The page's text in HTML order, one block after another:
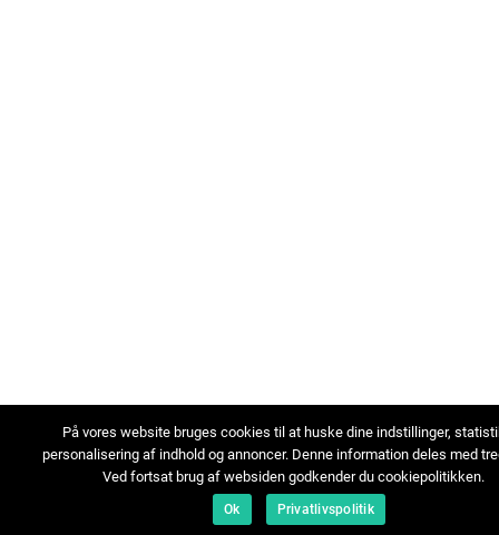
På vores website bruges cookies til at huske dine indstillinger,
personalisering af indhold og annoncer. Denne information deles med
Ved fortsat brug af websiden godkender du cookiepolitikken.
Ok Privatlivspolitik